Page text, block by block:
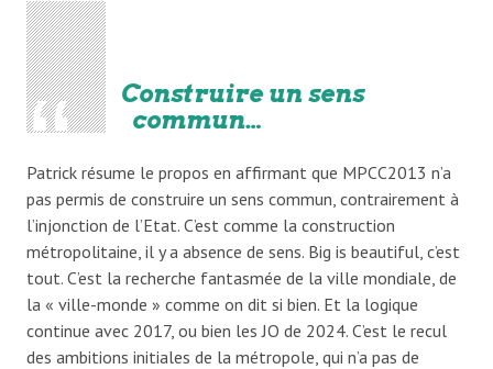
Construire un sens
commun…
Patrick résume le propos en affirmant que MPCC2013 n’a
pas permis de construire un sens commun, contrairement à
l’injonction de l’Etat. C’est comme la construction
métropolitaine, il y a absence de sens. Big is beautiful, c’est
tout. C’est la recherche fantasmée de la ville mondiale, de
la « ville-monde » comme on dit si bien. Et la logique
continue avec 2017, ou bien les JO de 2024. C’est le recul
des ambitions initiales de la métropole, qui n’a pas de